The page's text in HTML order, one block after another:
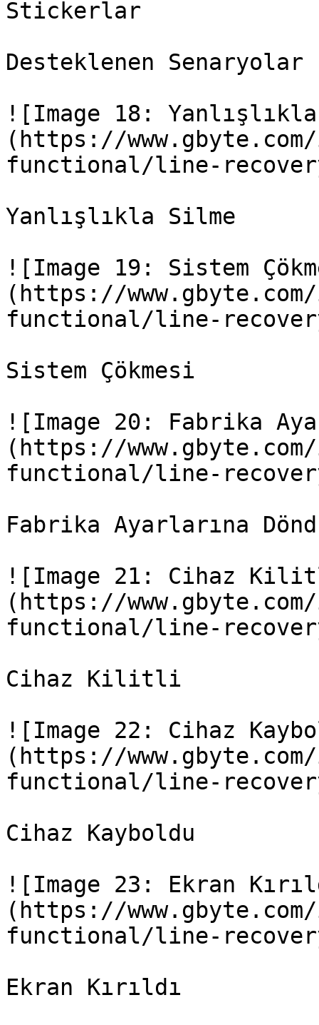
Stickerlar
Desteklenen Senaryolar
![Image 18:
(https://
functional/line-
Yanlışlıkla Silme
![Image 19: Sistem
(https://
functional/line-
Sistem Çökmesi
![Image 20: Fabrika
(https://
functional/line-
Fabrika Ayarlarına
![Image 21: Cihaz
(https://
functional/line-
Cihaz Kilitli
![Image 22: Cihaz
(https://
functional/line-
Cihaz Kayboldu
![Image 23: Ekran
(https://
functional/line-
Ekran Kırıldı